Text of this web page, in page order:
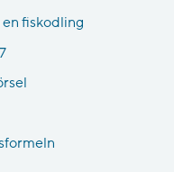
fiskodling